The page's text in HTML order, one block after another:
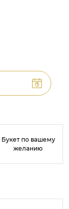
Букет по вашему
желанию